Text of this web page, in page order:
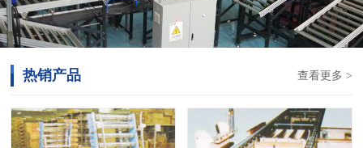
查看更多 >
热销产品